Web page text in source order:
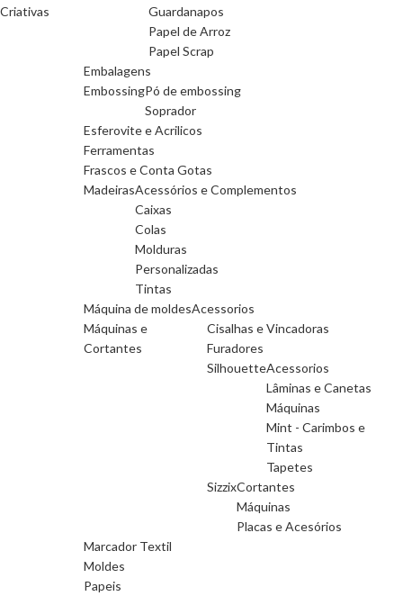
Criativas
Guardanapos
Papel de Arroz
Papel Scrap
Embalagens
EmbossingPó de embossing
Soprador
Esferovite e Acrilicos
Ferramentas
Frascos e Conta Gotas
MadeirasAcessórios e Complementos
Caixas
Colas
Molduras
Personalizadas
Tintas
Máquina de moldesAcessorios
Máquinas e
Cortantes
Cisalhas e Vincadoras
Furadores
SilhouetteAcessorios
Lâminas e Canetas
Máquinas
Mint - Carimbos e
Tintas
Tapetes
SizzixCortantes
Máquinas
Placas e Acesórios
Marcador Textil
Moldes
Papeis